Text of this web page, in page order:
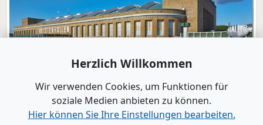
Herzlich Willkommen
Wir verwenden Cookies, um Funktionen für
soziale Medien anbieten zu können.
Hier können Sie Ihre Einstellungen bearbeiten.